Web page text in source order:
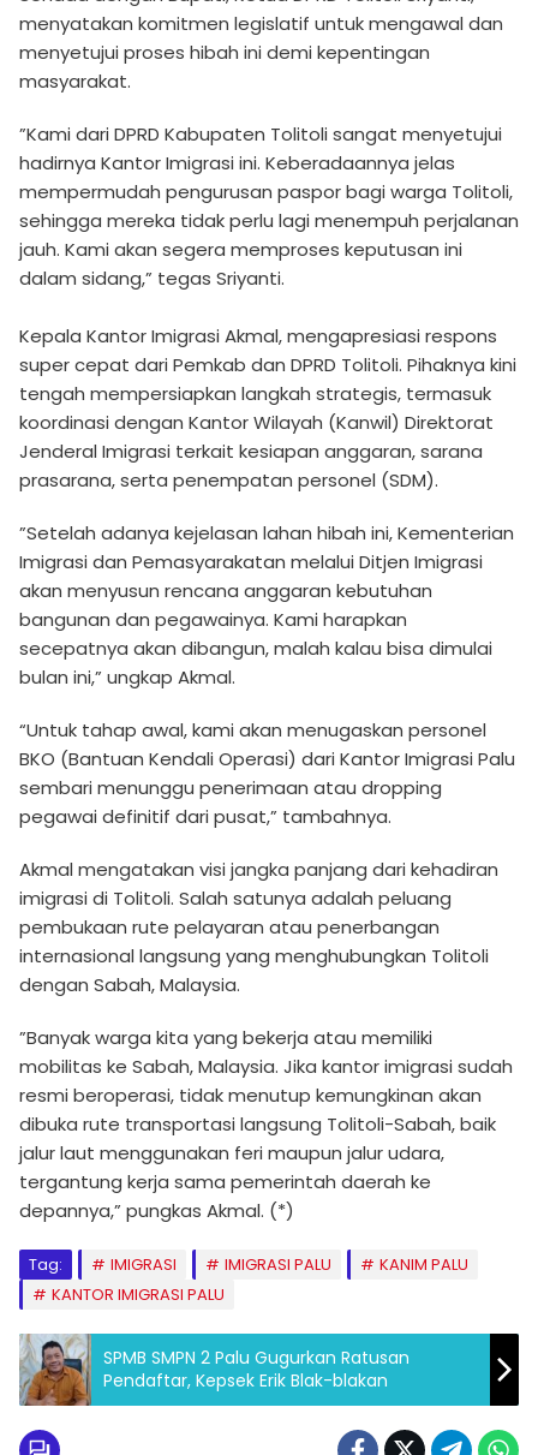
menyatakan komitmen legislatif untuk mengawal dan
menyetujui proses hibah ini demi kepentingan
masyarakat.
​”Kami dari DPRD Kabupaten Tolitoli sangat menyetujui
hadirnya Kantor Imigrasi ini. Keberadaannya jelas
mempermudah pengurusan paspor bagi warga Tolitoli,
sehingga mereka tidak perlu lagi menempuh perjalanan
jauh. Kami akan segera memproses keputusan ini
dalam sidang,” tegas Sriyanti.
Kepala Kantor Imigrasi Akmal, mengapresiasi respons
super cepat dari Pemkab dan DPRD Tolitoli. Pihaknya kini
tengah mempersiapkan langkah strategis, termasuk
koordinasi dengan Kantor Wilayah (Kanwil) Direktorat
Jenderal Imigrasi terkait kesiapan anggaran, sarana
prasarana, serta penempatan personel (SDM).
​”Setelah adanya kejelasan lahan hibah ini, Kementerian
Imigrasi dan Pemasyarakatan melalui Ditjen Imigrasi
akan menyusun rencana anggaran kebutuhan
bangunan dan pegawainya. Kami harapkan
secepatnya akan dibangun, malah kalau bisa dimulai
bulan ini,” ungkap Akmal.
“Untuk tahap awal, kami akan menugaskan personel
BKO (Bantuan Kendali Operasi) dari Kantor Imigrasi Palu
sembari menunggu penerimaan atau dropping
pegawai definitif dari pusat,” tambahnya.
​Akmal mengatakan visi jangka panjang dari kehadiran
imigrasi di Tolitoli. Salah satunya adalah peluang
pembukaan rute pelayaran atau penerbangan
internasional langsung yang menghubungkan Tolitoli
dengan Sabah, Malaysia.
​”Banyak warga kita yang bekerja atau memiliki
mobilitas ke Sabah, Malaysia. Jika kantor imigrasi sudah
resmi beroperasi, tidak menutup kemungkinan akan
dibuka rute transportasi langsung Tolitoli-Sabah, baik
jalur laut menggunakan feri maupun jalur udara,
tergantung kerja sama pemerintah daerah ke
depannya,” pungkas Akmal. (*)
Tag: IMIGRASI IMIGRASI PALU
KANIM PALU
KANTOR IMIGRASI PALU
SPMB SMPN 2 Palu Gugurkan Ratusan
Pendaftar, Kepsek Erik Blak-blakan